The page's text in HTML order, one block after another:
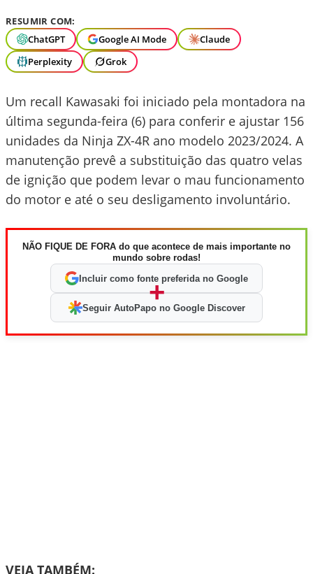
RESUMIR COM:
ChatGPT
Google AI Mode
Claude
Perplexity
Grok
Um recall Kawasaki foi iniciado pela montadora na
última segunda-feira (6) para conferir e ajustar 156
unidades da Ninja ZX-4R ano modelo 2023/2024. A
manutenção prevê a substituição das quatro velas
de ignição que podem levar o mau funcionamento
do motor e até o seu desligamento involuntário.
NÃO FIQUE DE FORA do que acontece de mais importante no
mundo sobre rodas!
Incluir como fonte preferida no Google
+
Seguir AutoPapo no Google Discover
VEJA TAMBÉM: